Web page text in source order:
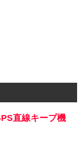
直線キープ機